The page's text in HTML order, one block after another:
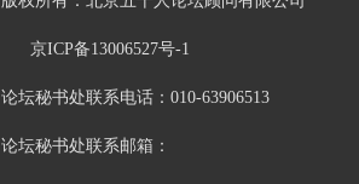
京ICP备13006527号-1
论坛秘书处联系电话：010-63906513
论坛秘书处联系邮箱：